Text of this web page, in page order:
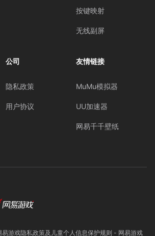
按键映射
无线副屏
公司
隐私政策
用户协议
友情链接
MuMu模拟器
UU加速器
网易千千壁纸
易游戏隐私政策及儿童个人信息保护规则 - 网易游戏